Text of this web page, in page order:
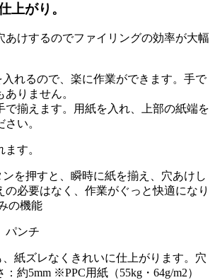
上がり。
あけするのでファイリングの効率が大幅
れるので、楽に作業ができます。手で
りません。
揃えます。用紙を入れ、上部の紙端を
い。
を押すと、瞬時に紙を揃え、穴あけし
の必要はなく、作業がぐっと快適になり
の機能
紙ズレなくきれいに仕上がります。穴
約5mm ※PPC用紙（55kg・64g/m2）